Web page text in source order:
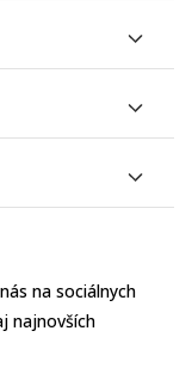
na sociálnych
najnovších